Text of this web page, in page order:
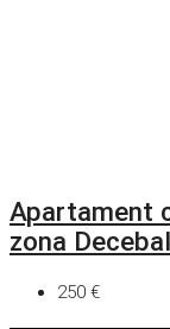
Apartament
zona
250 €